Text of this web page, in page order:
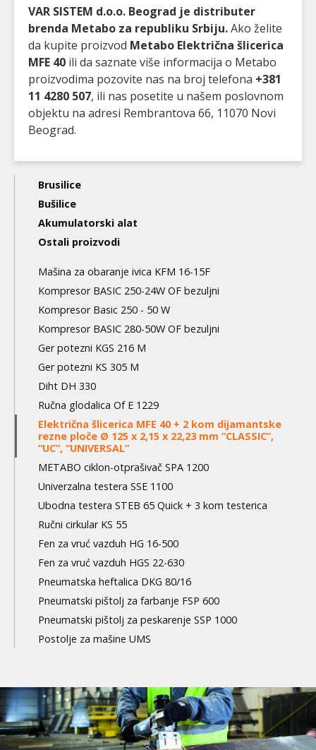
VAR SISTEM d.o.o. Beograd je distributer
brenda Metabo za republiku Srbiju.Ako želite
da kupite proizvod Metabo Električna šlicerica
MFE 40 ili da saznate više informacija o Metabo
proizvodima pozovite nas na broj telefona +381
11 4280 507, ili nas posetite u našem poslovnom
objektu na adresi Rembrantova 66, 11070 Novi
Beograd.
Main
navigation
3nd
Brusilice
Bušilice
Akumulatorski alat
Ostali proizvodi
Mašina za obaranje ivica KFM 16-15F
Kompresor BASIC 250-24W OF bezuljni
Kompresor Basic 250 - 50 W
Kompresor BASIC 280-50W OF bezuljni
Ger potezni KGS 216 M
Ger potezni KS 305 M
Diht DH 330
Ručna glodalica Of E 1229
Električna šlicerica MFE 40 + 2 kom dijamantske
rezne ploče Ø 125 x 2,15 x 22,23 mm ”CLASSIC”,
“UC”, “UNIVERSAL”
METABO ciklon-otprašivač SPA 1200
Univerzalna testera SSE 1100
Ubodna testera STEB 65 Quick + 3 kom testerica
Ručni cirkular KS 55
Fen za vruć vazduh HG 16-500
Fen za vruć vazduh HGS 22-630
Pneumatska heftalica DKG 80/16
Pneumatski pištolj za farbanje FSP 600
Pneumatski pištolj za peskarenje SSP 1000
Postolje za mašine UMS